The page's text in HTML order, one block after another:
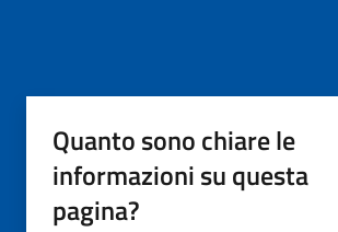
Quanto sono chiare le
informazioni su questa
pagina?